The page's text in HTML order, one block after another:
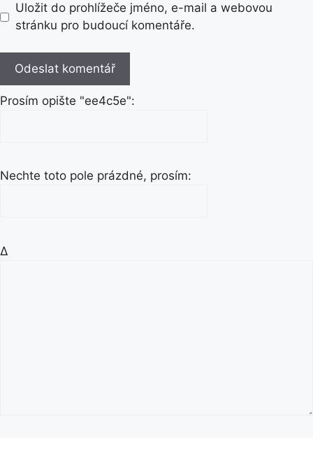
l
Uložit do prohlížeče jméno, e-mail a webovou
stránku pro budoucí komentáře.
Prosím opište "ee4c5e":
Nechte toto pole prázdné, prosím:
Δ